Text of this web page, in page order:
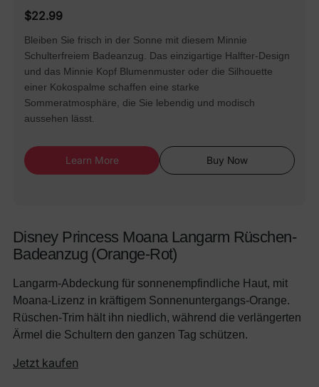
$22.99
Bleiben Sie frisch in der Sonne mit diesem Minnie
Schulterfreiem Badeanzug. Das einzigartige Halfter-Design
und das Minnie Kopf Blumenmuster oder die Silhouette
einer Kokospalme schaffen eine starke
Sommeratmosphäre, die Sie lebendig und modisch
aussehen lässt.
Learn More Buy Now
Disney Princess Moana Langarm Rüschen-
Badeanzug (Orange-Rot)
Langarm-Abdeckung für sonnenempfindliche Haut, mit
Moana-Lizenz in kräftigem Sonnenuntergangs-Orange.
Rüschen-Trim hält ihn niedlich, während die verlängerten
Ärmel die Schultern den ganzen Tag schützen.
Jetzt kaufen